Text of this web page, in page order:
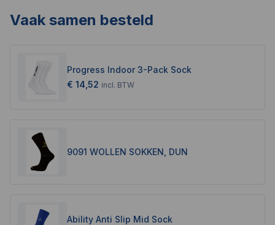
Vaak samen besteld
Progress Indoor 3-Pack Sock
€ 14,52 incl. BTW
9091 WOLLEN SOKKEN, DUN
Ability Anti Slip Mid Sock